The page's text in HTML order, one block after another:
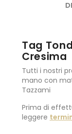
Tag
Cresima
Tutti i nostri
mano con
Tazzami
Prima di
leggere